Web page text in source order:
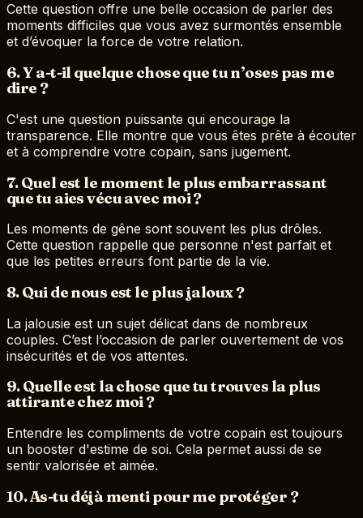
Cette question offre une belle occasion de parler des
moments difficiles que vous avez surmontés ensemble
et d’évoquer la force de votre relation.
6. Y a-t-il quelque chose que tu n’oses pas me
dire ?
C'est une question puissante qui encourage la
transparence. Elle montre que vous êtes prête à écouter
et à comprendre votre copain, sans jugement.
7. Quel est le moment le plus embarrassant
que tu aies vécu avec moi ?
Les moments de gêne sont souvent les plus drôles.
Cette question rappelle que personne n'est parfait et
que les petites erreurs font partie de la vie.
8. Qui de nous est le plus jaloux ?
La jalousie est un sujet délicat dans de nombreux
couples. C’est l’occasion de parler ouvertement de vos
insécurités et de vos attentes.
9. Quelle est la chose que tu trouves la plus
attirante chez moi ?
Entendre les compliments de votre copain est toujours
un booster d'estime de soi. Cela permet aussi de se
sentir valorisée et aimée.
10. As-tu déjà menti pour me protéger ?